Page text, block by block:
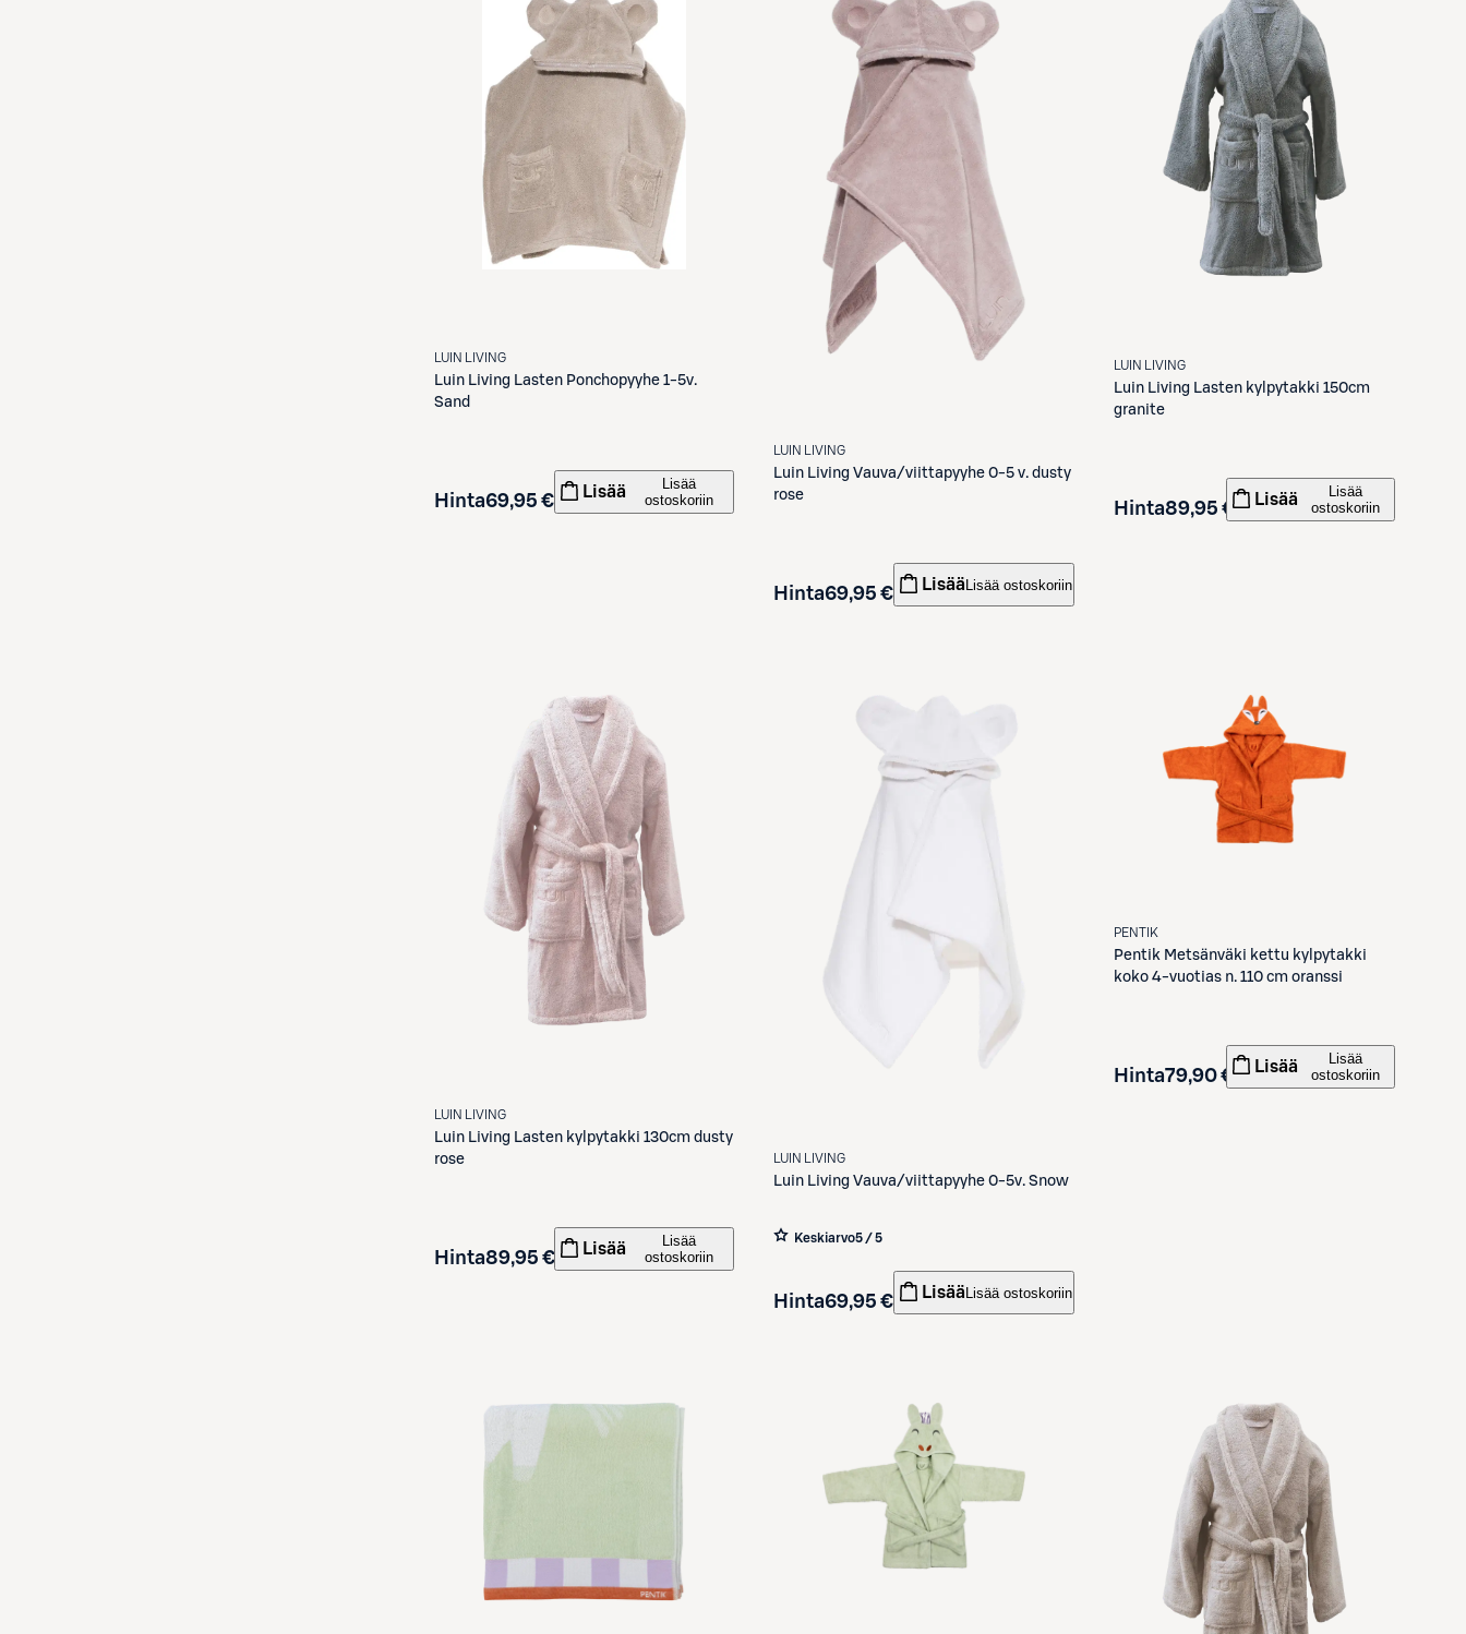
LUIN LIVING
Luin Living Lasten Ponchopyyhe 1-5v.
Sand
Hinta69,95 € Lisää
Lisää
ostoskoriin
LUIN LIVING
Luin Living Vauva/viittapyyhe 0-5 v. dusty
rose
Hinta69,95 € Lisää Lisää ostoskoriin
LUIN LIVING
Luin Living Lasten kylpytakki 150cm
granite
Hinta89,95 € Lisää
Lisää
ostoskoriin
LUIN LIVING
Luin Living Lasten kylpytakki 130cm dusty
rose
Hinta89,95 € Lisää
Lisää
ostoskoriin
LUIN LIVING
Luin Living Vauva/viittapyyhe 0-5v. Snow
Keskiarvo5 / 5
Hinta69,95 € LisääLisää ostoskoriin
PENTIK
Pentik Metsänväki kettu kylpytakki
koko 4-vuotias n. 110 cm oranssi
Hinta79,90 € Lisää
Lisää
ostoskoriin